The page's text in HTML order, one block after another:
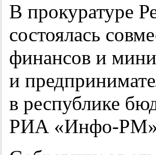
В прокуратуре
состоялась
финансов и
и
в республике
РИА «Инфо-РМ